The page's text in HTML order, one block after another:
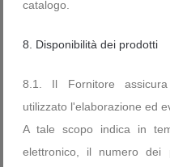
catalogo.
8. Disponibilità dei prodotti
8.1. Il Fornitore
utilizzato l'elaborazione ed
A tale scopo indica in
elettronico, il numero dei